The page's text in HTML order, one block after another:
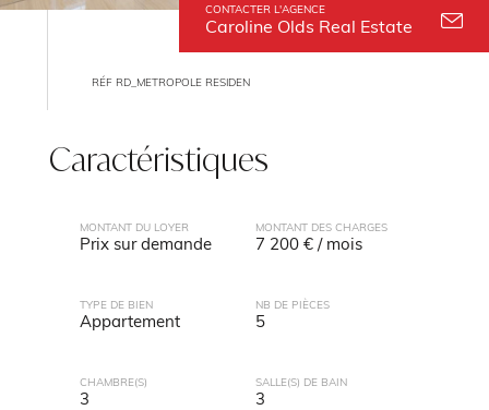
CONTACTER L'AGENCE
Caroline Olds Real Estate
RÉF RD_METROPOLE RESIDEN
Caractéristiques
MONTANT DU LOYER
Prix sur demande
MONTANT DES CHARGES
7 200 € / mois
TYPE DE BIEN
Appartement
NB DE PIÈCES
5
CHAMBRE(S)
3
SALLE(S) DE BAIN
3